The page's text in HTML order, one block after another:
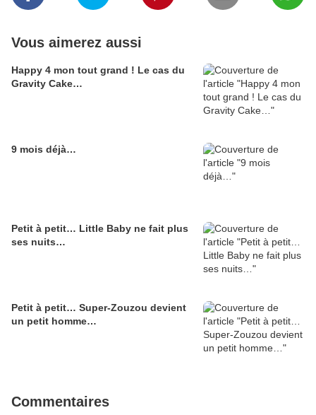
Vous aimerez aussi
Happy 4 mon tout grand ! Le cas du
Gravity Cake…
9 mois déjà…
Petit à petit… Little Baby ne fait plus
ses nuits…
Petit à petit… Super-Zouzou devient
un petit homme…
Commentaires